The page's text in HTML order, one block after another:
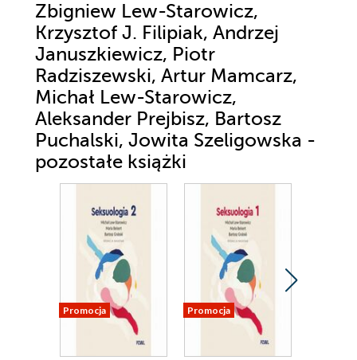
Zbigniew Lew-Starowicz,
Krzysztof J. Filipiak, Andrzej
Januszkiewicz, Piotr
Radziszewski, Artur Mamcarz,
Michał Lew-Starowicz,
Aleksander Prejbisz, Bartosz
Puchalski, Jowita Szeligowska -
pozostałe książki
Promocja Promocja